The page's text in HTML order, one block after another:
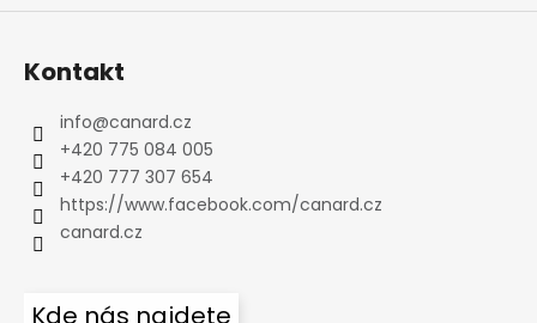
Kontakt
info@canard.cz
+420 775 084 005
+420 777 307 654
https://www.facebook.com/canard.cz
canard.cz
Kde nás najdete